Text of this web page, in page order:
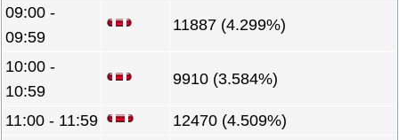
09:00 -
09:59
11887 (4.299%)
10:00 -
10:59
9910 (3.584%)
11:00 - 11:59
12470 (4.509%)